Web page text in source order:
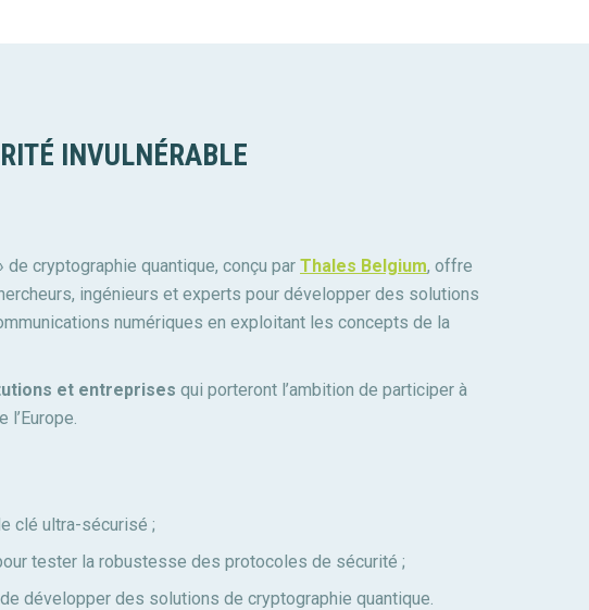
INVULNÉRABLE
cryptographie quantique, conçu par Thales Belgium, offre
ingénieurs et experts pour développer des solutions
numériques en exploitant les concepts de la
et entreprises qui porteront l’ambition de participer à
l’Europe.
clé ultra-sécurisé ;
tester la robustesse des protocoles de sécurité ;
développer des solutions de cryptographie quantique.